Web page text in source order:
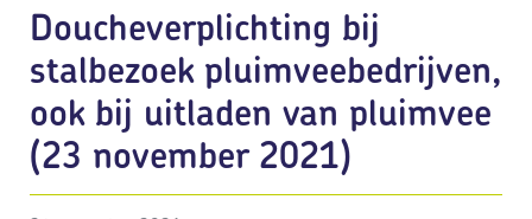
Doucheverplichting bij
stalbezoek pluimveebedrijven,
ook bij uitladen van pluimvee
(23 november 2021)